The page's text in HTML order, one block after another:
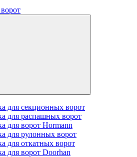
для секционных ворот
для распашных ворот
для ворот Hormann
для рулонных ворот
для откатных ворот
для ворот Doorhan